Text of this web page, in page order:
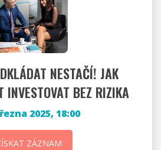
NESTAČÍ! JAK
INVESTOVAT BEZ RIZIKA
2025, 18:00
ZÁZNAM